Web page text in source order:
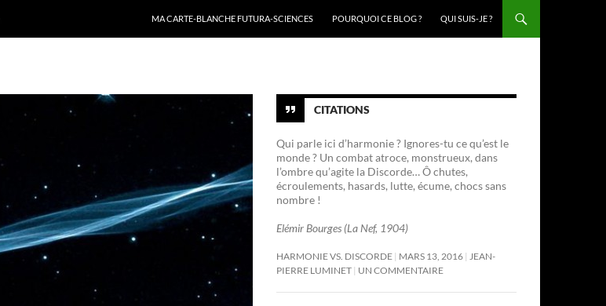
MA CARTE-BLANCHE FUTURA-SCIENCES
POURQUOI CE BLOG ? QUI SUIS-JE ?
CITATIONS
Qui parle ici d’harmonie ? Ignores-tu ce qu’est le
monde ? Un combat atroce, monstrueux, dans
l’ombre qu’agite la Discorde… Ô chutes,
écroulements, hasards, lutte, écume, chocs sans
nombre !
Elémir Bourges (La Nef, 1904)
HARMONIE VS. DISCORDE MARS 13, 2016 JEAN-
PIERRE LUMINET UN COMMENTAIRE